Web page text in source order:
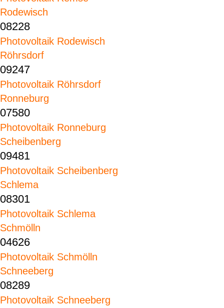
Rodewisch
08228
Photovoltaik Rodewisch
Röhrsdorf
09247
Photovoltaik Röhrsdorf
Ronneburg
07580
Photovoltaik Ronneburg
Scheibenberg
09481
Photovoltaik Scheibenberg
Schlema
08301
Photovoltaik Schlema
Schmölln
04626
Photovoltaik Schmölln
Schneeberg
08289
Photovoltaik Schneeberg